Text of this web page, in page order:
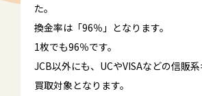
た。
換金率は「96％」となります。
1枚でも96％です。
JCB以外にも、UCやVISAなどの信販
買取対象となります。